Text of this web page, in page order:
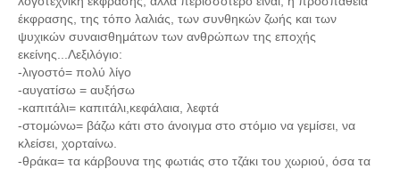
έκφρασης, της τόπο λαλιάς, των συνθηκών ζωής και των
ψυχικών συναισθημάτων των ανθρώπων της εποχής
εκείνης...Λεξιλόγιο:
-λιγοστό= πολύ λίγο
-αυγατίσω = αυξήσω
-καπιτάλι= καπιτάλι,κεφάλαια, λεφτά
-στομώνω= βάζω κάτι στο άνοιγμα στο στόμιο να γεμίσει, να
κλείσει, χορταίνω.
-θράκα= τα κάρβουνα της φωτιάς στο τζάκι του χωριού, όσα τα